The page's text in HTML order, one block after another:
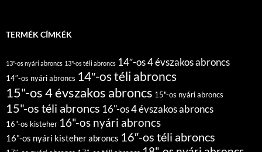
TERMÉK CÍMKÉK
13"-os nyári abroncs 13"-os téli abroncs 14″-os 4 évszakos abroncs
14″-os nyári abroncs 14″-os téli abroncs
15"-os 4 évszakos abroncs 15"-os nyári abroncs
15"-os téli abroncs 16"-os 4 évszakos abroncs
16"-os kisteher 16"-os nyári abroncs
16"-os nyári kisteher abroncs 16″-os téli abroncs